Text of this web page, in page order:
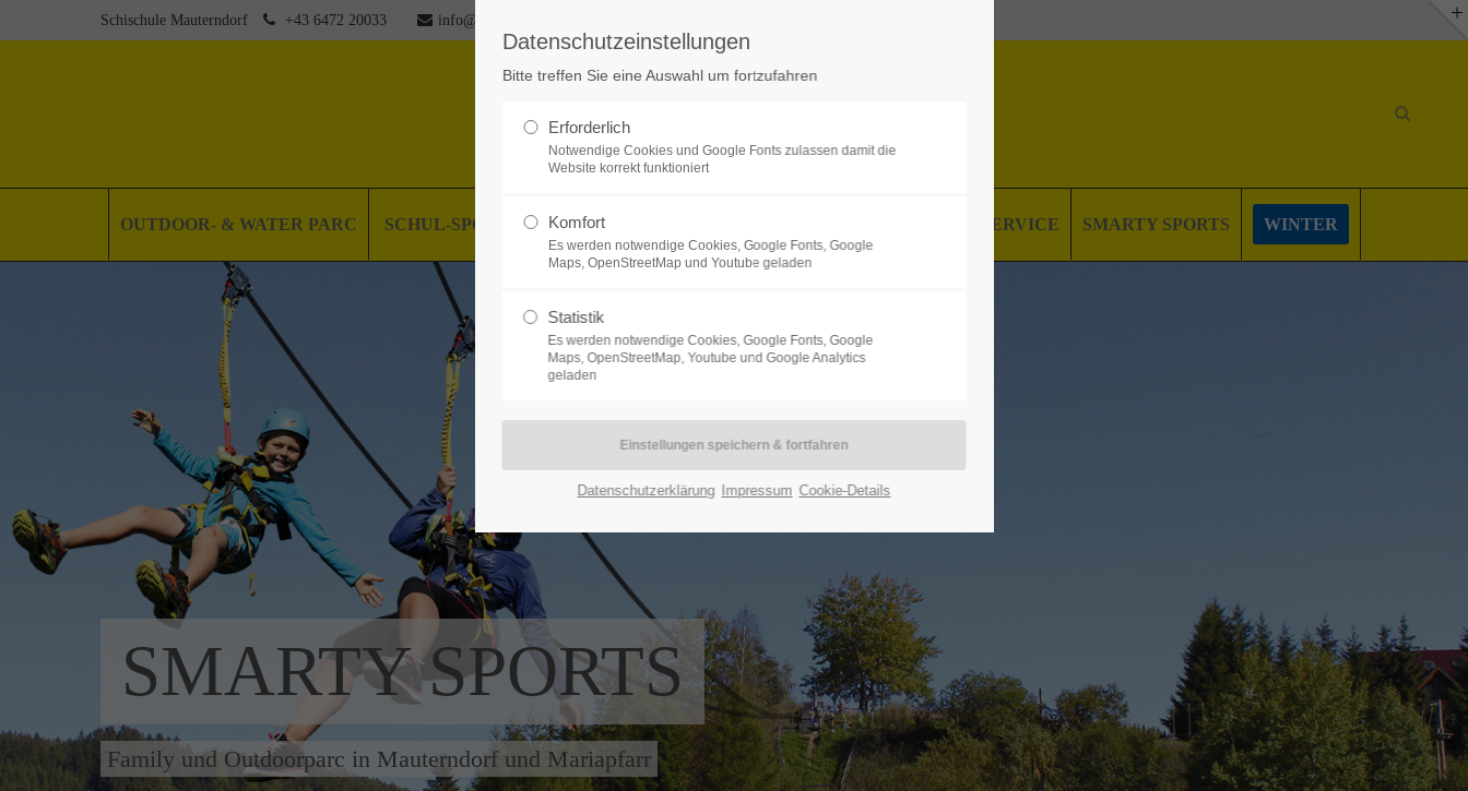
Schischule Mauterndorf +43 6472 20033 info@smarty.at
OUTDOOR- & WATER PARC SCHUL-SPORTPROGRAMM EVENTSERVICE SMARTY SPORTS WINTER
SMARTY SPORTS
Family und Outdoorparc in Mauterndorf und Mariapfarr
Datenschutzeinstellungen
Bitte treffen Sie eine Auswahl um fortzufahren
Erforderlich
Notwendige Cookies und Google Fonts zulassen damit die
Website korrekt funktioniert
Komfort
Es werden notwendige Cookies, Google Fonts, Google
Maps, OpenStreetMap und Youtube geladen
Statistik
Es werden notwendige Cookies, Google Fonts, Google
Maps, OpenStreetMap, Youtube und Google Analytics
geladen
Datenschutzerklärung Impressum Cookie-Details